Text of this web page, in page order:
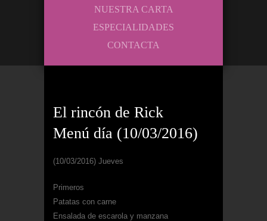
NUESTRA CARTA
ESPECIALIDADES
CONTACTA
El rincón de Rick
Menú día (10/03/2016)
(10/03/2016) Jueves
Primeros
Patatas con carne
Ensalada de escarola y manzana